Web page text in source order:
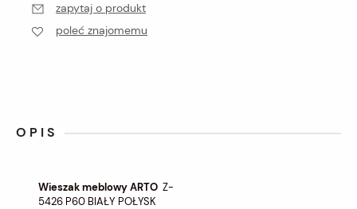
zapytaj o produkt
poleć znajomemu
OPIS
Wieszak meblowy ARTO Z-
5426 P60 BIAŁY POŁYSK